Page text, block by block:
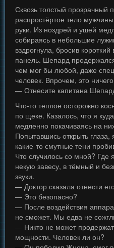
Сквозь толстый прозрачный
распростёртое тело
руки. Из ноздрей и ушей
собираясь в небольшие
вздрогнула, бросив
панель. Шепард
чем мог бы любой, даже
человек. Впрочем, это
— Отнесите капитана
Что-то теплое осторожно
по щеке. Казалось, что я
медленно покачиваясь на
Попытавшись открыть
какие-то смутные тени
Что случилось со мной? Где
некую завесу, в тёмный и
звуки.
— Доктор сказала отнести
— Это безопасно?
— После воздействия
не сможет. Мы едва не
— Никто не может
мощности. Человек ли он?